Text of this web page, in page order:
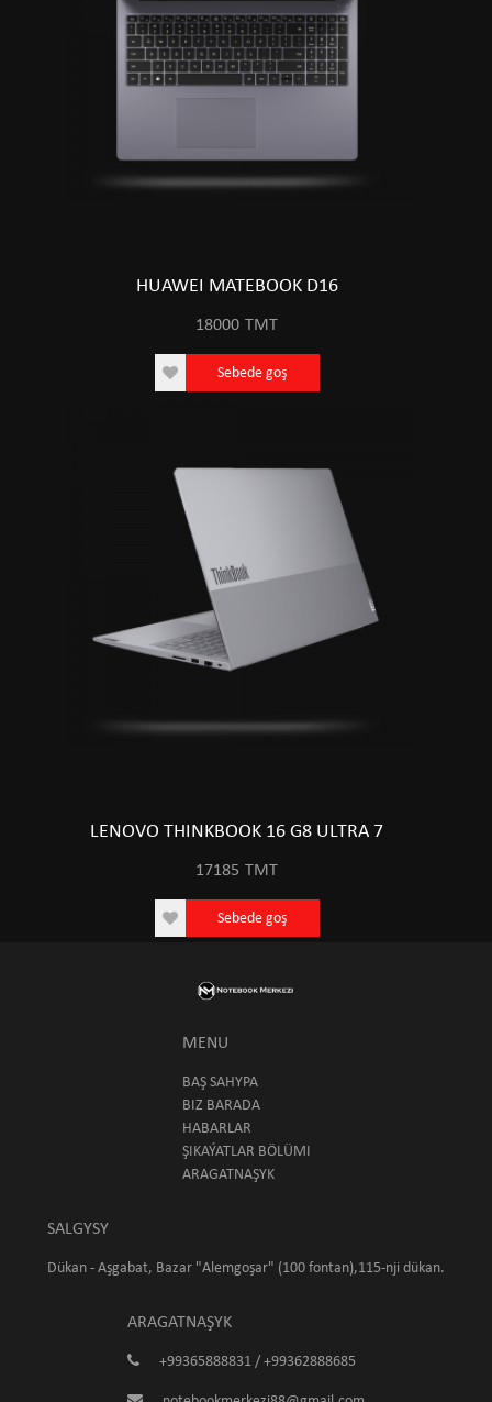
HUAWEI MATEBOOK D16
18000 TMT
Sebede goş
LENOVO THINKBOOK 16 G8 ULTRA 7
17185 TMT
Sebede goş
MENU
BAŞ SAHYPA
BIZ BARADA
HABARLAR
ŞIKAÝATLAR BÖLÜMI
ARAGATNAŞYK
SALGYSY
Dükan - Aşgabat, Bazar "Alemgoşar" (100 fontan),115-nji dükan.
ARAGATNAŞYK
+99365888831 / +99362888685